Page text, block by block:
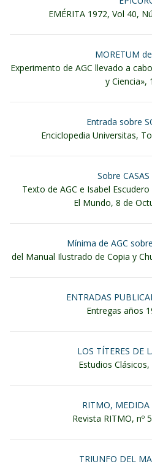
EMÉRITA 1972, Vol 40,
MORETUM
Experimento de AGC llevado a
y Ciencia»,
Entrada sobre
Enciclopedia Universitas,
Sobre CASAS
Texto de AGC e Isabel
El Mundo, 8 de
Mínima de AGC
del Manual Ilustrado de Copia y
ENTRADAS
Entregas años
LOS TÍTERES DE
Estudios Clásicos,
RITMO, MEDIDA
Revista RITMO, nº
TRIUNFO DEL